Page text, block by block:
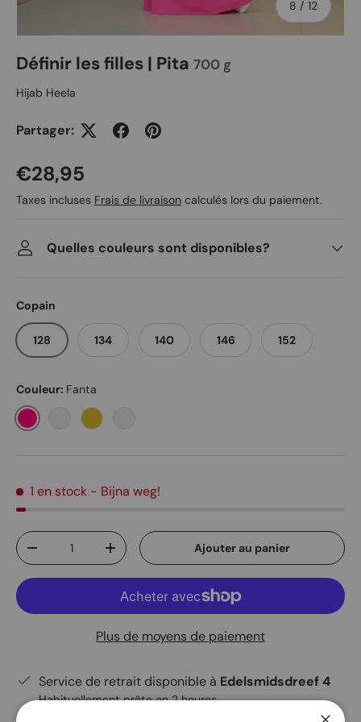
8 / de
12
Définir les filles | Pita 700 g
Hijab Heela
Partager:
Prix habituel
€28,95
Taxes incluses Frais de livraison calculés lors du paiement.
Quelles couleurs sont disponibles?
Copain
128 134 140 146 152
Couleur: Fanta
Fanta
1 en stock - Bijna weg!
Qté
Diminuer la quantitéAugmenter la quantitéAjouter au panier
Plus de moyens de paiement
Service de retrait disponible à Edelsmidsdreef 4
Habituellement prête en 2 heures